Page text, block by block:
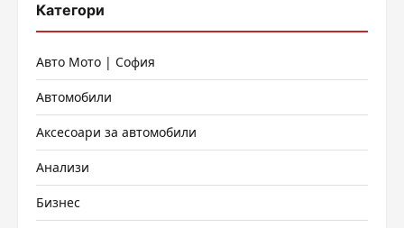
Категори
Авто Мото | София
Автомобили
Аксесоари за автомобили
Анализи
Бизнес